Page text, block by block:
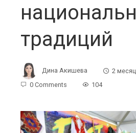
традиций
Дина Акишева
2
0 Comments
104